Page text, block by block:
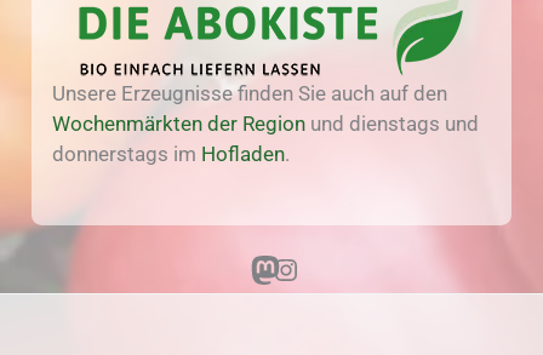
Unsere Erzeugnisse finden Sie auch auf den
Wochenmärkten der Region und dienstags und
donnerstags im Hofladen.
MastodonInstagram